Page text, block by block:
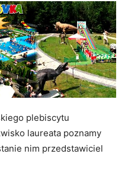
plebiscytu
laureata poznamy
nim przedstawiciel